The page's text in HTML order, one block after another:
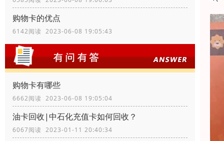
购物卡的优点
6142阅读 2023-06-08 19:05:43
购物卡有哪些
6662阅读 2023-06-08 19:05:04
油卡回收|中石化充值卡如何回收？
6067阅读 2023-01-11 20:40:34